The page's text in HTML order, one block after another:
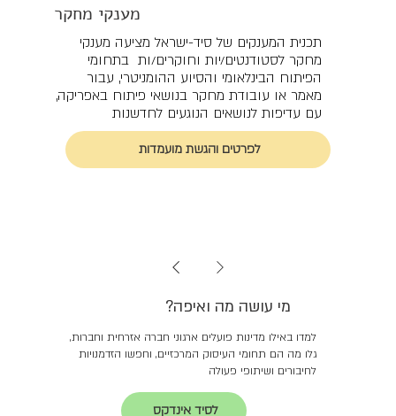
מענקי מחקר
תכנית המענקים של סיד-ישראל מציעה מענקי
מחקר לסטודנטים/יות וחוקרים/ות בתחומי
הפיתוח הבינלאומי והסיוע ההומניטרי, עבור
מאמר או עובודת מחקר בנושאי פיתוח באפריקה,
עם עדיפות לנושאים הנוגעים לחדשנות
לפרטים והגשת מועמדות
מי עושה מה ואיפה?
למדו באילו מדינות פועלים ארגוני חברה אזרחית וחברות,
גלו מה הם תחומי העיסוק המרכזיים, וחפשו הזדמנויות
לחיבורים ושיתופי פעולה
לסיד אינדקס